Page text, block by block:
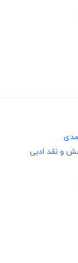
و نقد ادبی